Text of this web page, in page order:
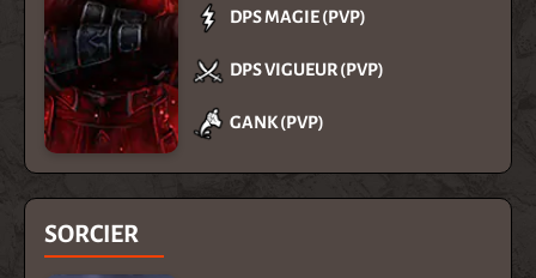
DPS MAGIE (PVP)
DPS VIGUEUR (PVP)
GANK (PVP)
SORCIER